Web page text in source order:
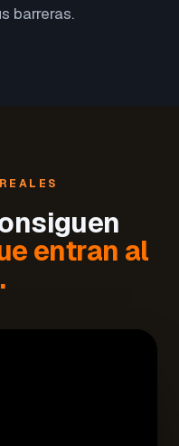
barreras.
entran al